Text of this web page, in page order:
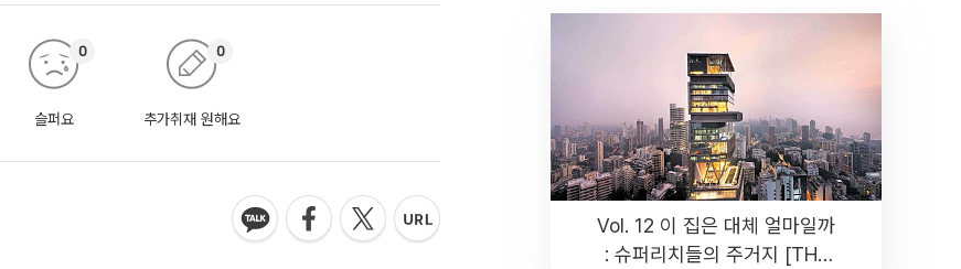
슬퍼요
0
추가취재 원해요
0
Vol. 12 이 집은 대체 얼마일까
: 슈퍼리치들의 주거지 [THE